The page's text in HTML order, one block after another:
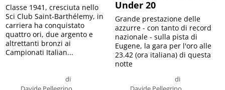
di
Classe 1941, cresciuta nello
Sci Club Saint-Barthélemy, in
carriera ha conquistato
quattro ori, due argento e
altrettanti bronzi ai
Campionati Italian...
Under 20
di
Grande prestazione delle
azzurre - con tanto di record
nazionale - sulla pista di
Eugene, la gara per l'oro alle
23.42 (ora italiana) di questa
notte